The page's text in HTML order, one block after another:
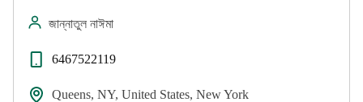
জান্নাতুল নাঈমা
6467522119
Queens, NY, United States, New York